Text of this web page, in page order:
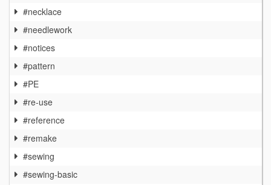
#necklace
#needlework
#notices
#pattern
#PE
#re-use
#reference
#remake
#sewing
#sewing-basic